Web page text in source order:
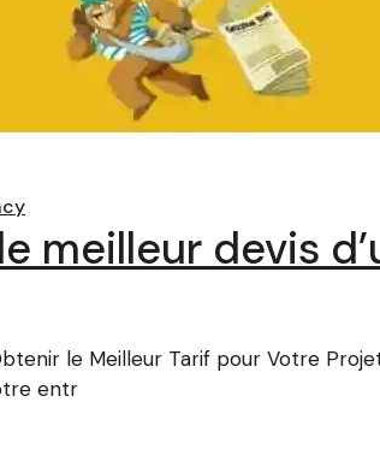
meilleur devis
le Meilleur Tarif pour Votre
entr